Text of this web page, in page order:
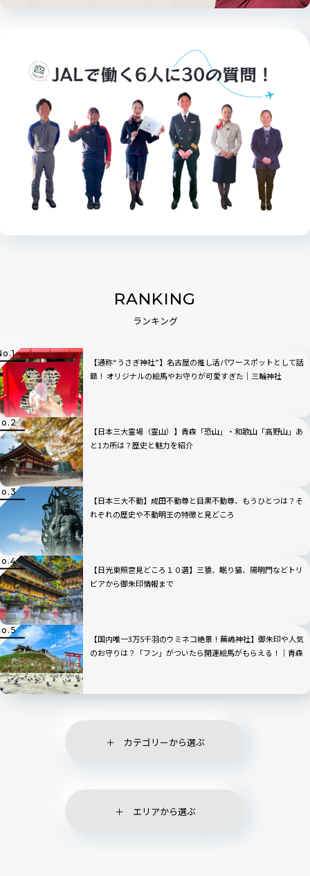
RANKING
ランキング
【通称“うさぎ神社”】名古屋の推し活パワースポットとして話
題！ オリジナルの絵馬やお守りが可愛すぎた｜三輪神社
【日本三大霊場（霊山）】青森「恐山」・和歌山「高野山」あ
と1カ所は？歴史と魅力を紹介
【日本三大不動】成田不動尊と目黒不動尊、もうひとつは？そ
れぞれの歴史や不動明王の特徴と見どころ
【日光東照宮見どころ１０選】三猿、眠り猫、陽明門などトリ
ビアから御朱印情報まで
【国内唯一3万5千羽のウミネコ絶景！蕪嶋神社】御朱印や人気
のお守りは？「フン」がついたら開運絵馬がもらえる！｜青森
カテゴリーから選ぶ
エリアから選ぶ